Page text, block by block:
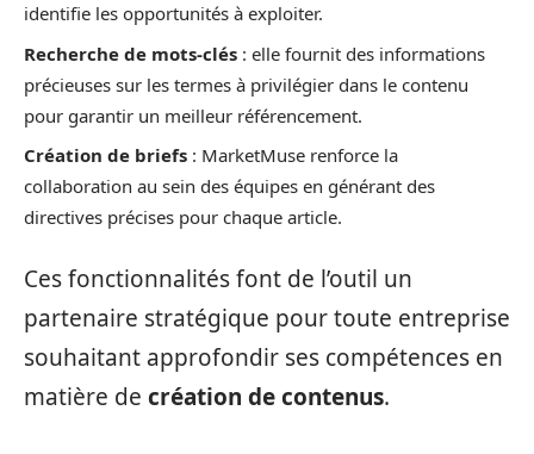
identifie les opportunités à exploiter.
Recherche de mots-clés : elle fournit des informations
précieuses sur les termes à privilégier dans le contenu
pour garantir un meilleur référencement.
Création de briefs : MarketMuse renforce la
collaboration au sein des équipes en générant des
directives précises pour chaque article.
Ces fonctionnalités font de l’outil un
partenaire stratégique pour toute entreprise
souhaitant approfondir ses compétences en
matière de création de contenus.